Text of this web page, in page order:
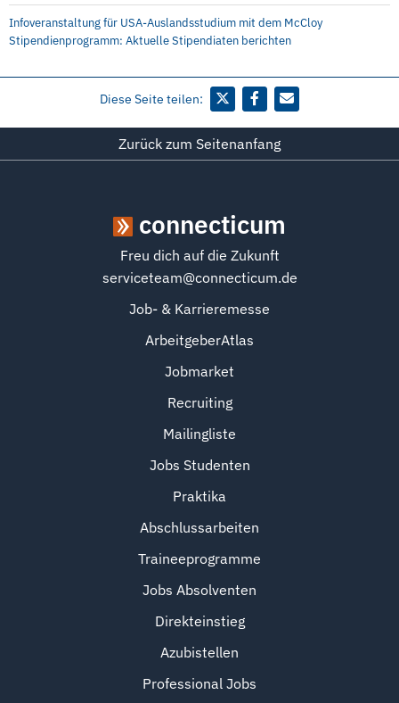
Infoveranstaltung für USA-Auslandsstudium mit dem McCloy
Stipendienprogramm: Aktuelle Stipendiaten berichten
Diese Seite teilen:
Zurück zum Seitenanfang
connecticum
Freu dich auf die Zukunft
serviceteam@connecticum.de
Job- & Karrieremesse
ArbeitgeberAtlas
Jobmarket
Recruiting
Mailingliste
Jobs Studenten
Praktika
Abschlussarbeiten
Traineeprogramme
Jobs Absolventen
Direkteinstieg
Azubistellen
Professional Jobs